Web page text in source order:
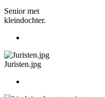
Senior met
kleindochter.
Juristen.jpg